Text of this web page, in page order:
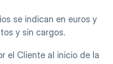
se indican en euros y
y sin cargos.
el Cliente al inicio de la